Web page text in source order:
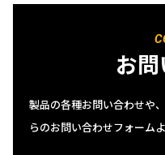
お
製品の各種お問い合わせや
らのお問い合わせフォーム